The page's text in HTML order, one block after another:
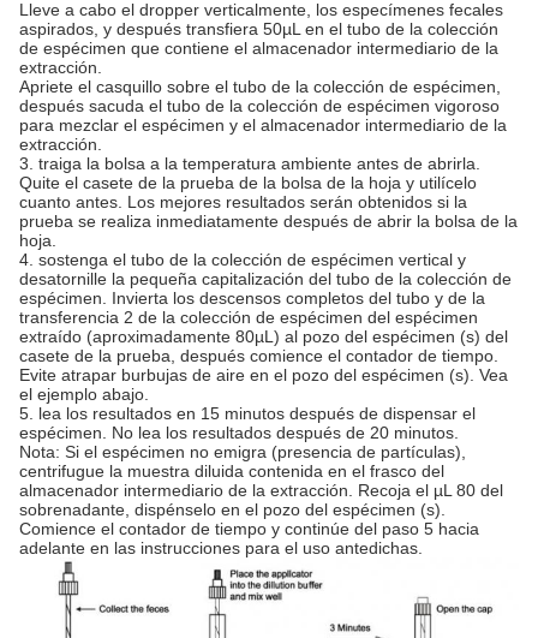
Lleve a cabo el dropper verticalmente, los especímenes fecales
aspirados, y después transfiera 50µL en el tubo de la colección
de espécimen que contiene el almacenador intermediario de la
extracción.
Apriete el casquillo sobre el tubo de la colección de espécimen,
después sacuda el tubo de la colección de espécimen vigoroso
para mezclar el espécimen y el almacenador intermediario de la
extracción.
3. traiga la bolsa a la temperatura ambiente antes de abrirla.
Quite el casete de la prueba de la bolsa de la hoja y utilícelo
cuanto antes. Los mejores resultados serán obtenidos si la
prueba se realiza inmediatamente después de abrir la bolsa de la
hoja.
4. sostenga el tubo de la colección de espécimen vertical y
desatornille la pequeña capitalización del tubo de la colección de
espécimen. Invierta los descensos completos del tubo y de la
transferencia 2 de la colección de espécimen del espécimen
extraído (aproximadamente 80µL) al pozo del espécimen (s) del
casete de la prueba, después comience el contador de tiempo.
Evite atrapar burbujas de aire en el pozo del espécimen (s). Vea
el ejemplo abajo.
5. lea los resultados en 15 minutos después de dispensar el
espécimen. No lea los resultados después de 20 minutos.
Nota: Si el espécimen no emigra (presencia de partículas),
centrifugue la muestra diluida contenida en el frasco del
almacenador intermediario de la extracción. Recoja el µL 80 del
sobrenadante, dispénselo en el pozo del espécimen (s).
Comience el contador de tiempo y continúe del paso 5 hacia
adelante en las instrucciones para el uso antedichas.